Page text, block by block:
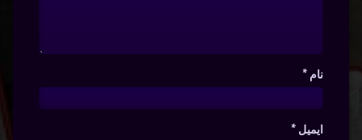
نام *
ایمیل *